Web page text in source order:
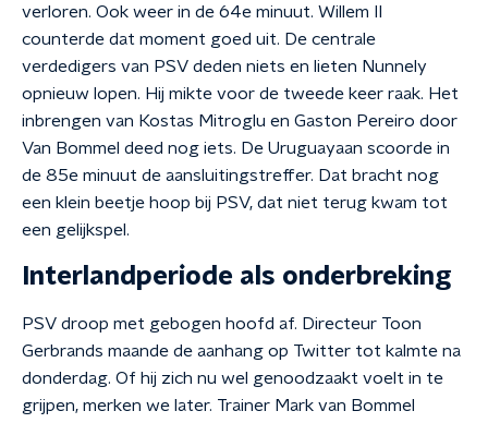
verloren. Ook weer in de 64e minuut. Willem II
counterde dat moment goed uit. De centrale
verdedigers van PSV deden niets en lieten Nunnely
opnieuw lopen. Hij mikte voor de tweede keer raak. Het
inbrengen van Kostas Mitroglu en Gaston Pereiro door
Van Bommel deed nog iets. De Uruguayaan scoorde in
de 85e minuut de aansluitingstreffer. Dat bracht nog
een klein beetje hoop bij PSV, dat niet terug kwam tot
een gelijkspel.
Interlandperiode als onderbreking
PSV droop met gebogen hoofd af. Directeur Toon
Gerbrands maande de aanhang op Twitter tot kalmte na
donderdag. Of hij zich nu wel genoodzaakt voelt in te
grijpen, merken we later. Trainer Mark van Bommel